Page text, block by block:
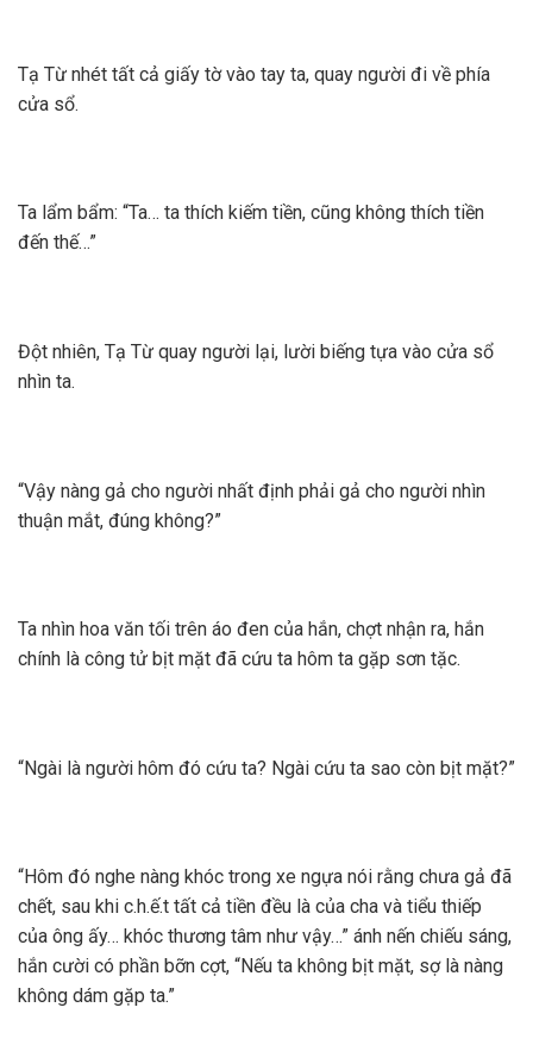
Tạ Từ nhét tất cả giấy tờ vào tay ta, quay người đi về phía
cửa sổ.
Ta lẩm bẩm: “Ta… ta thích kiếm tiền, cũng không thích tiền
đến thế…”
Đột nhiên, Tạ Từ quay người lại, lười biếng tựa vào cửa sổ
nhìn ta.
“Vậy nàng gả cho người nhất định phải gả cho người nhìn
thuận mắt, đúng không?”
Ta nhìn hoa văn tối trên áo đen của hắn, chợt nhận ra, hắn
chính là công tử bịt mặt đã cứu ta hôm ta gặp sơn tặc.
“Ngài là người hôm đó cứu ta? Ngài cứu ta sao còn bịt mặt?”
“Hôm đó nghe nàng khóc trong xe ngựa nói rằng chưa gả đã
chết, sau khi c.h.ế.t tất cả tiền đều là của cha và tiểu thiếp
của ông ấy… khóc thương tâm như vậy…” ánh nến chiếu sáng,
hắn cười có phần bỡn cợt, “Nếu ta không bịt mặt, sợ là nàng
không dám gặp ta.”